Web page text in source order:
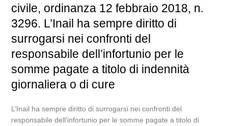
civile, ordinanza 12 febbraio 2018, n.
3296. L’Inail ha sempre diritto di
surrogarsi nei confronti del
responsabile dell’infortunio per le
somme pagate a titolo di indennità
giornaliera o di cure
L’Inail ha sempre diritto di surrogarsi nei confronti del
responsabile dell’infortunio per le somme pagate a titolo di